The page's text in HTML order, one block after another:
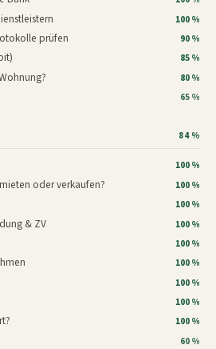
100 %
prüfen 90 %
85 %
80 %
65 %
84 %
100 %
oder verkaufen? 100 %
100 %
& ZV 100 %
100 %
100 %
100 %
100 %
100 %
60 %